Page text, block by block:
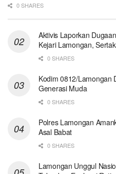
0 SHARES
Aktivis Laporkan
Kejari Lamongan,
0 SHARES
Kodim 0812/Lamongan
Generasi Muda
0 SHARES
Polres Lamongan
Asal Babat
0 SHARES
Lamongan Unggul